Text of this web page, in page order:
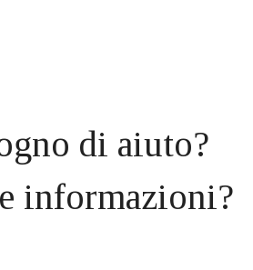
di aiuto?
informazioni?